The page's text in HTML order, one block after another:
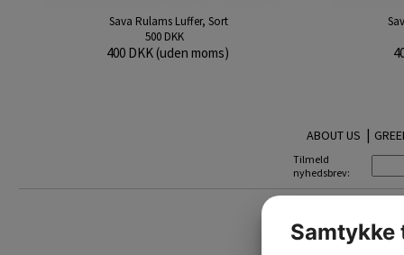
Sava Rulams Luffer, Sort
500 DKK
400 DKK (uden moms)
ABOUT US |
Tilmeld
nyhedsbrev: